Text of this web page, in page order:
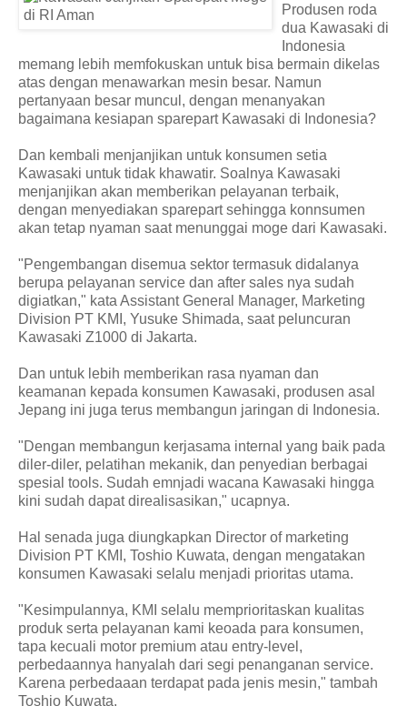
Produsen roda
dua Kawasaki di
Indonesia
memang lebih memfokuskan untuk bisa bermain dikelas
atas dengan menawarkan mesin besar. Namun
pertanyaan besar muncul, dengan menanyakan
bagaimana kesiapan sparepart Kawasaki di Indonesia?
Dan kembali menjanjikan untuk konsumen setia
Kawasaki untuk tidak khawatir. Soalnya Kawasaki
menjanjikan akan memberikan pelayanan terbaik,
dengan menyediakan sparepart sehingga konnsumen
akan tetap nyaman saat menunggai moge dari Kawasaki.
"Pengembangan disemua sektor termasuk didalanya
berupa pelayanan service dan after sales nya sudah
digiatkan," kata Assistant General Manager, Marketing
Division PT KMI, Yusuke Shimada, saat peluncuran
Kawasaki Z1000 di Jakarta.
Dan untuk lebih memberikan rasa nyaman dan
keamanan kepada konsumen Kawasaki, produsen asal
Jepang ini juga terus membangun jaringan di Indonesia.
"Dengan membangun kerjasama internal yang baik pada
diler-diler, pelatihan mekanik, dan penyedian berbagai
spesial tools. Sudah emnjadi wacana Kawasaki hingga
kini sudah dapat direalisasikan," ucapnya.
Hal senada juga diungkapkan Director of marketing
Division PT KMI, Toshio Kuwata, dengan mengatakan
konsumen Kawasaki selalu menjadi prioritas utama.
"Kesimpulannya, KMI selalu memprioritaskan kualitas
produk serta pelayanan kami keoada para konsumen,
tapa kecuali motor premium atau entry-level,
perbedaannya hanyalah dari segi penanganan service.
Karena perbedaaan terdapat pada jenis mesin," tambah
Toshio Kuwata.